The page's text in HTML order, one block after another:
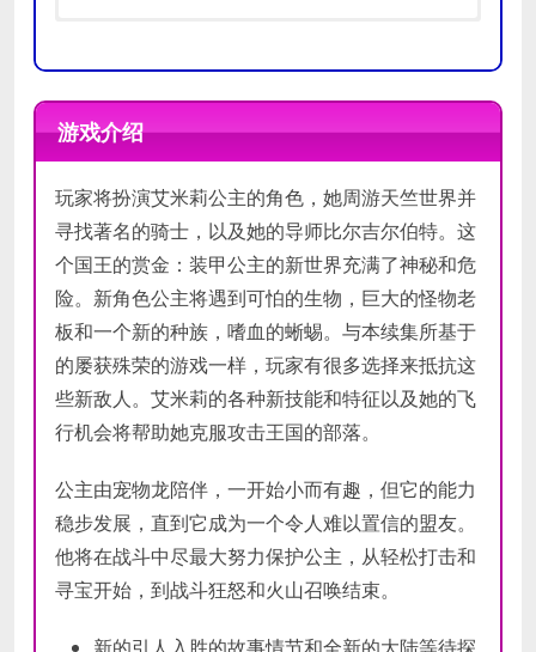
有 128 MB 显存或同等 ATI 显卡
硬盘：5.5 GB 可用空间
声卡：
DirectX-兼容声卡
带有 512 MB 显存或同等 ATI 显卡
硬盘：5.5 GB 可用空间
声卡：
DirectX-兼容声卡
游戏介绍
玩家将扮演艾米莉公主的角色，她周游天竺世界并
寻找著名的骑士，以及她的导师比尔吉尔伯特。这
个国王的赏金：装甲公主的新世界充满了神秘和危
险。新角色公主将遇到可怕的生物，巨大的怪物老
板和一个新的种族，嗜血的蜥蜴。与本续集所基于
的屡获殊荣的游戏一样，玩家有很多选择来抵抗这
些新敌人。艾米莉的各种新技能和特征以及她的飞
行机会将帮助她克服攻击王国的部落。
公主由宠物龙陪伴，一开始小而有趣，但它的能力
稳步发展，直到它成为一个令人难以置信的盟友。
他将在战斗中尽最大努力保护公主，从轻松打击和
寻宝开始，到战斗狂怒和火山召唤结束。